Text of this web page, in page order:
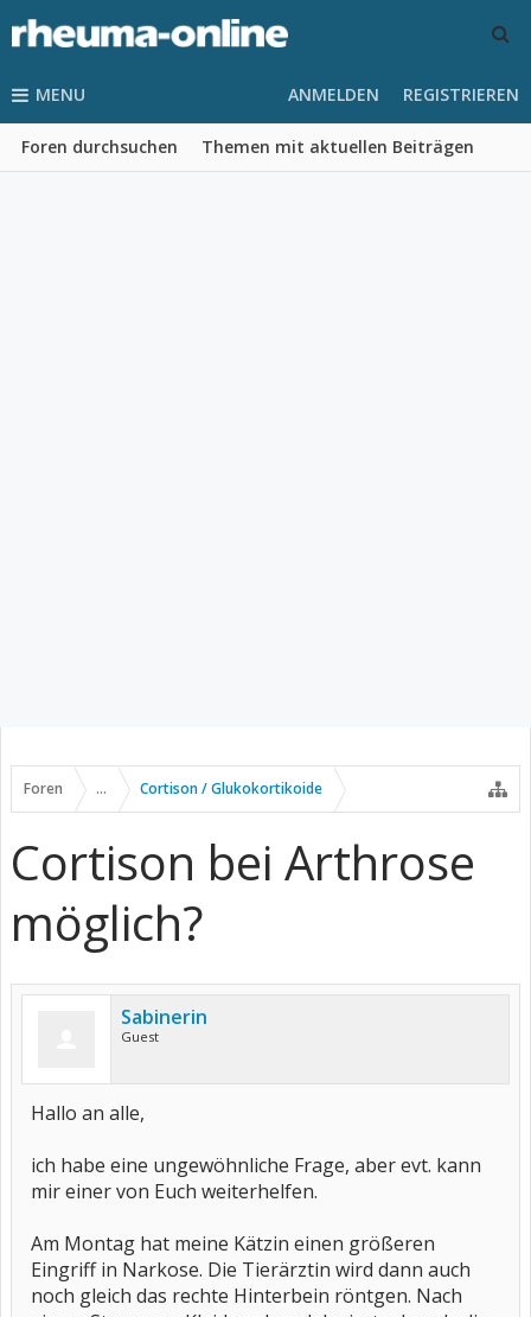
MENU
Foren durchsuchen Themen mit aktuellen Beiträgen
ANMELDEN REGISTRIEREN
Foren ... Cortison / Glukokortikoide
Cortison bei Arthrose
möglich?
Sabinerin
Guest
Hallo an alle,
ich habe eine ungewöhnliche Frage, aber evt. kann
mir einer von Euch weiterhelfen.
Am Montag hat meine Kätzin einen größeren
Eingriff in Narkose. Die Tierärztin wird dann auch
noch gleich das rechte Hinterbein röntgen. Nach